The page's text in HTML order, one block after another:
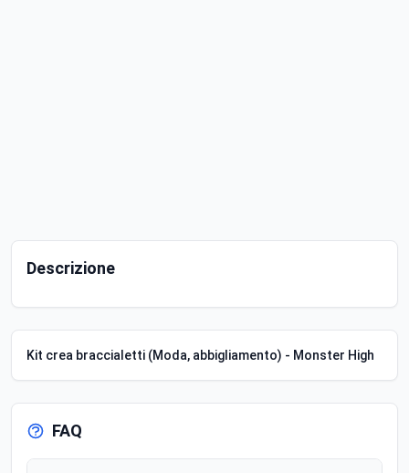
Descrizione
Kit crea braccialetti (Moda, abbigliamento) - Monster High
FAQ